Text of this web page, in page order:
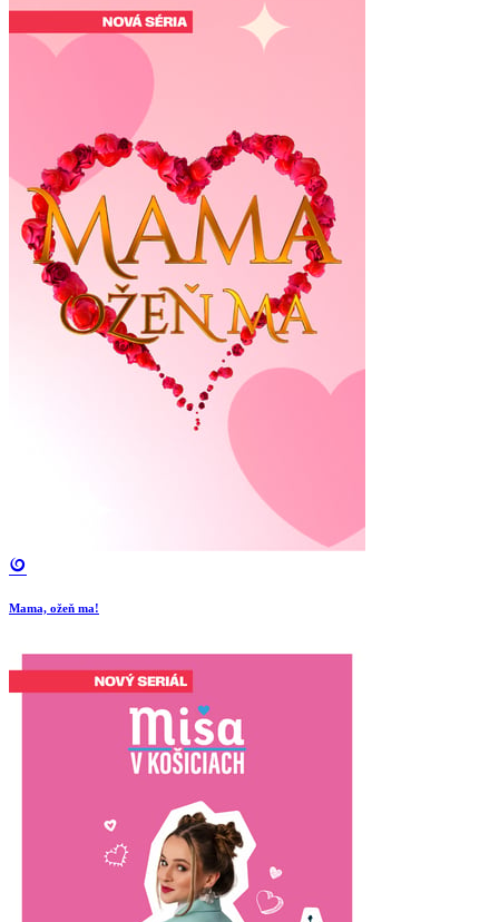
Mama, ožeň ma!